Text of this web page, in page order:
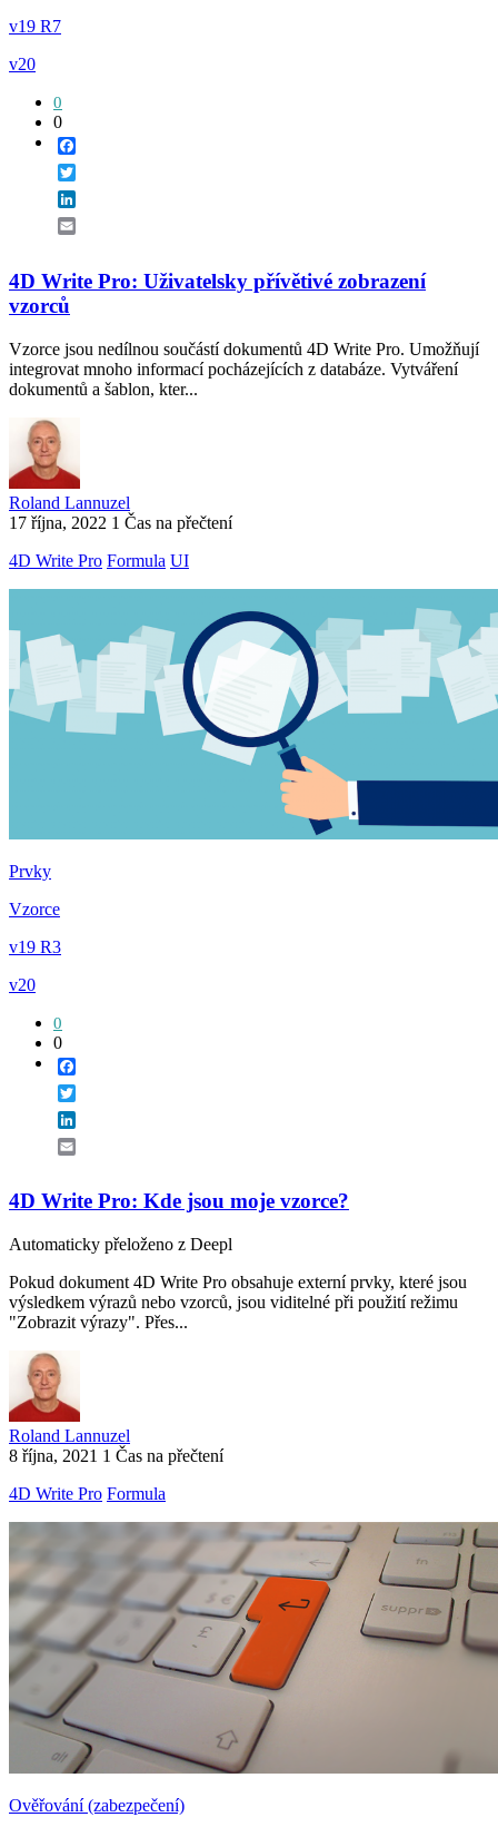
v19 R7
v20
0
0
4D Write Pro: Uživatelsky přívětivé zobrazení
vzorců
Vzorce jsou nedílnou součástí dokumentů 4D Write Pro. Umožňují
integrovat mnoho informací pocházejících z databáze. Vytváření
dokumentů a šablon, kter...
Roland Lannuzel
17 října, 2022 1 Čas na přečtení
4D Write Pro Formula UI
Prvky
Vzorce
v19 R3
v20
0
0
4D Write Pro: Kde jsou moje vzorce?
Automaticky přeloženo z Deepl
Pokud dokument 4D Write Pro obsahuje externí prvky, které jsou
výsledkem výrazů nebo vzorců, jsou viditelné při použití režimu
"Zobrazit výrazy". Přes...
Roland Lannuzel
8 října, 2021 1 Čas na přečtení
4D Write Pro Formula
Ověřování (zabezpečení)